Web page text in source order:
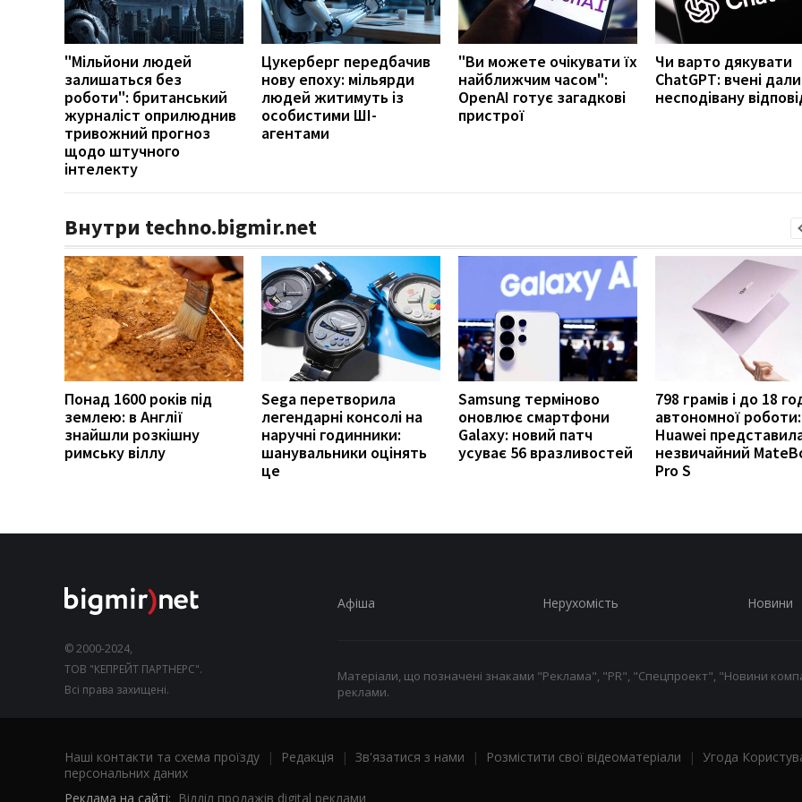
"Мільйони людей
залишаться без
роботи": британський
журналіст оприлюднив
тривожний прогноз
щодо штучного
інтелекту
Цукерберг передбачив
нову епоху: мільярди
людей житимуть із
особистими ШІ-
агентами
"Ви можете очікувати їх
найближчим часом":
OpenAI готує загадкові
пристрої
Чи варто дякувати
ChatGPT: вчені дали
несподівану
Внутри techno.bigmir.net
Понад 1600 років під
землею: в Англії
знайшли розкішну
римську віллу
Sega перетворила
легендарні консолі на
наручні годинники:
шанувальники оцінять
це
Samsung терміново
оновлює смартфони
Galaxy: новий патч
усуває 56 вразливостей
798 грамів і до 18
автономної роботи:
Huawei
незвичайний
Pro S
© 2000-2024,
ТОВ "КЕПРЕЙТ ПАРТНЕРС".
Всі права захищені.
Афіша Нерухомість Новини
Матеріали, що позначені знаками "Реклама", "PR", "Спецпроект", "Новини
реклами.
Наші контакти та схема проїзду | Редакція | Зв'язатися з нами | Розмістити свої відеоматеріали | Угода
персональних даних
Реклама на сайті: Відділ продажів digital реклами